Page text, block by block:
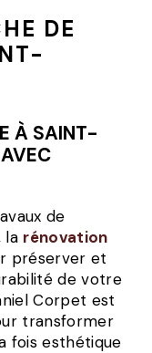
la rénovation
préserver et
de votre
Corpet est
transformer
fois esthétique